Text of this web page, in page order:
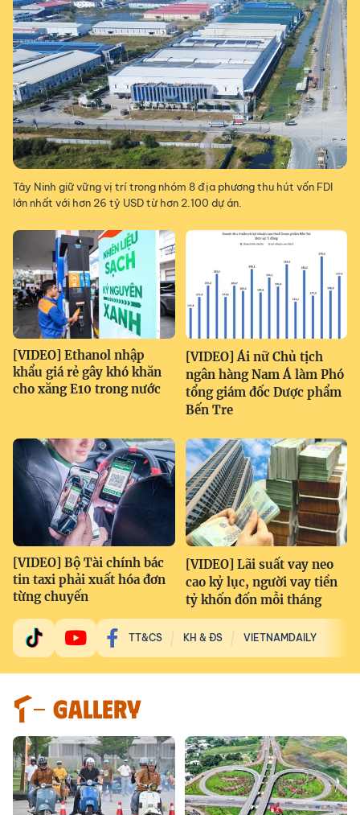
Tây Ninh giữ vững vị trí trong nhóm 8 địa phương thu hút vốn FDI
lớn nhất với hơn 26 tỷ USD từ hơn 2.100 dự án.
[VIDEO] Ethanol nhập
khẩu giá rẻ gây khó khăn
cho xăng E10 trong nước
[VIDEO] Ái nữ Chủ tịch
ngân hàng Nam Á làm Phó
tổng giám đốc Dược phẩm
Bến Tre
[VIDEO] Bộ Tài chính bác
tin taxi phải xuất hóa đơn
từng chuyến
[VIDEO] Lãi suất vay neo
cao kỷ lục, người vay tiền
tỷ khốn đốn mỗi tháng
TT&CS KH & ĐS VIETNAMDAILY
GALLERY